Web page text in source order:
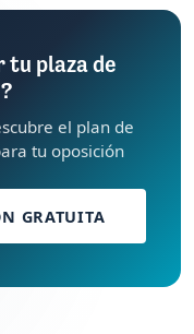
tu plaza de
el plan de
tu oposición
GRATUITA